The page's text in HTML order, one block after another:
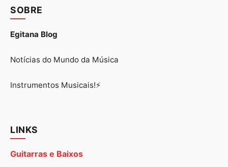
SOBRE
Egitana Blog
Notícias do Mundo da Música
Instrumentos Musicais!⚡
LINKS
Guitarras e Baixos